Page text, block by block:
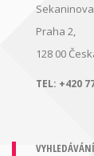
Praha 2,
128 00
TEL: +420
VYHLEDÁVÁNÍ